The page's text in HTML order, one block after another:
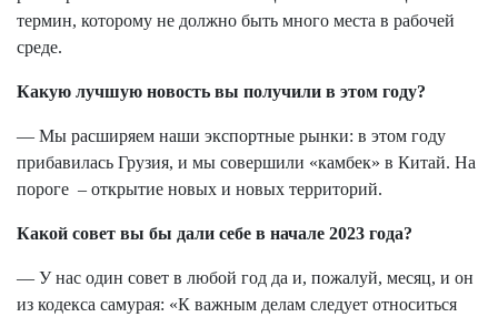
термин, которому не должно быть много места в рабочей
среде.
Какую лучшую новость вы получили в этом году?
— Мы расширяем наши экспортные рынки: в этом году
прибавилась Грузия, и мы совершили «камбек» в Китай. На
пороге – открытие новых и новых территорий.
Какой совет вы бы дали себе в начале 2023 года?
— У нас один совет в любой год да и, пожалуй, месяц, и он
из кодекса самурая: «К важным делам следует относиться